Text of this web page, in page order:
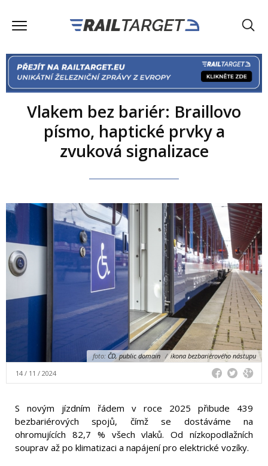
Vlakem bez bariér: Braillovo
písmo, haptické prvky a
zvuková signalizace
foto: ČD, public domain / ikona bezbariérového nástupu
14 / 11 / 2024
S novým jízdním řádem v roce 2025 přibude 439
bezbariérových spojů, čímž se dostáváme na
ohromujících 82,7 % všech vlaků. Od nízkopodlažních
souprav až po klimatizaci a napájení pro elektrické vozíky.